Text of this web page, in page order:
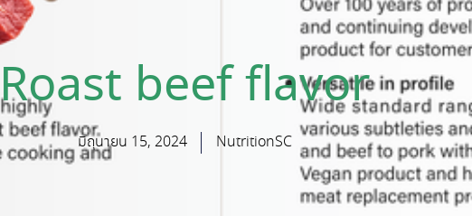
Roast beef flavor
มิถุนายน 15, 2024 NutritionSC